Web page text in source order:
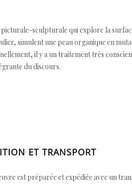
picturale-sculpturale qui explore la
simulent une peau organique en
il y a un traitement très
du discours.
ET TRANSPORT
est préparée et expédiée avec un